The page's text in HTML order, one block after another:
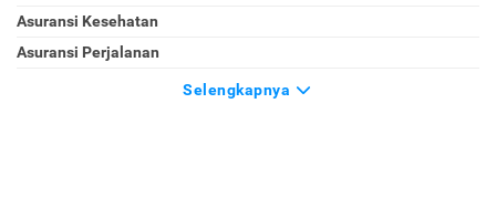
Asuransi Kesehatan
Asuransi Perjalanan
Selengkapnya